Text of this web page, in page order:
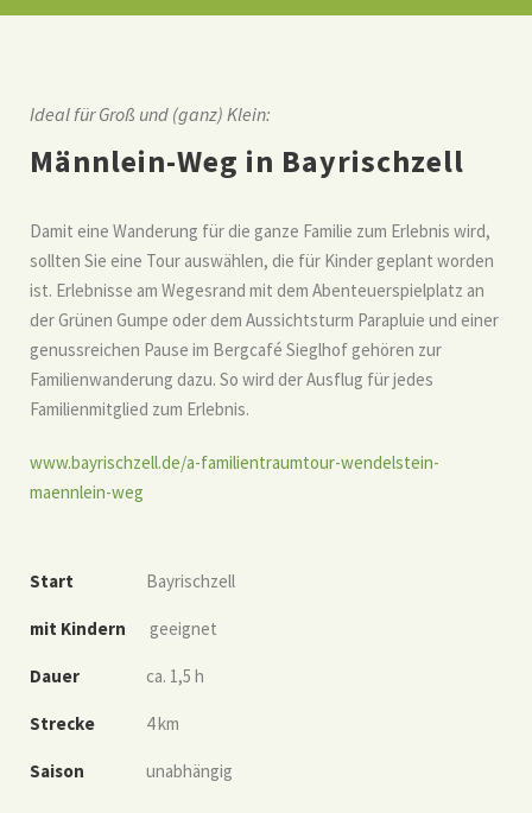
Ideal für Groß und (ganz) Klein:
Männlein-Weg in Bayrischzell
Damit eine Wanderung für die ganze Familie zum Erlebnis wird,
sollten Sie eine Tour auswählen, die für Kinder geplant worden
ist. Erlebnisse am Wegesrand mit dem Abenteuerspielplatz an
der Grünen Gumpe oder dem Aussichtsturm Parapluie und einer
genussreichen Pause im Bergcafé Sieglhof gehören zur
Familienwanderung dazu. So wird der Ausflug für jedes
Familienmitglied zum Erlebnis.
www.bayrischzell.de/a-familientraumtour-wendelstein-
maennlein-weg
Start Bayrischzell
mit Kindern geeignet
Dauer ca. 1,5 h
Strecke 4 km
Saison unabhängig